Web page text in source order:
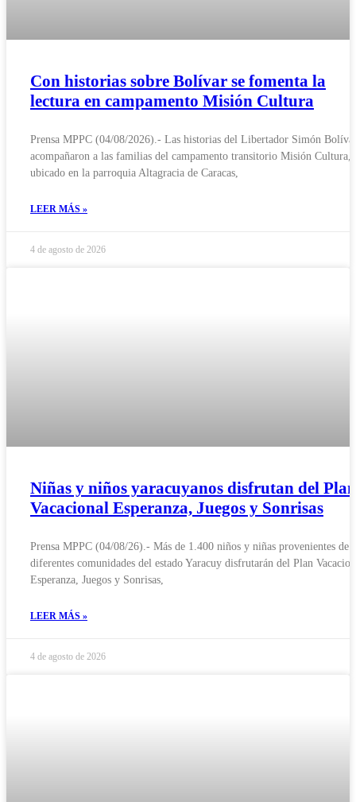
Con historias sobre Bolívar se fomenta la
lectura en campamento Misión Cultura
Prensa MPPC (04/08/2026).- Las historias del Libertador Simón
acompañaron a las familias del campamento transitorio Misión Cultura,
ubicado en la parroquia Altagracia de Caracas,
LEER MÁS »
4 de agosto de 2026
Niñas y niños yaracuyanos disfrutan del Plan
Vacacional Esperanza, Juegos y Sonrisas
Prensa MPPC (04/08/26).- Más de 1.400 niños y niñas provenientes de
diferentes comunidades del estado Yaracuy disfrutarán del Plan
Esperanza, Juegos y Sonrisas,
LEER MÁS »
4 de agosto de 2026